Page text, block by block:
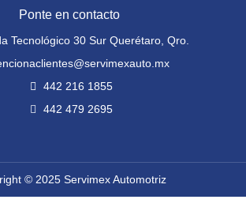
e
b
o
t
r
u
e
a
r
m
Ponte en contacto
Tecnológico 30 Sur Querétaro, Qro.
442 216 1855
442 479 2695
© 2025 Servimex Automotriz